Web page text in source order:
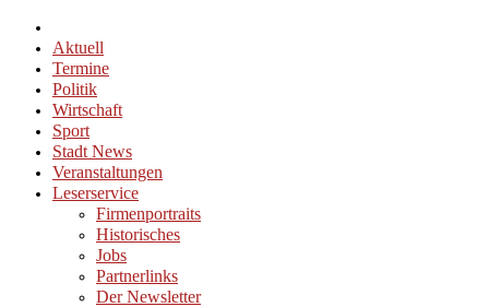
Aktuell
Termine
Politik
Wirtschaft
Sport
Stadt News
Veranstaltungen
Leserservice
Firmenportraits
Historisches
Jobs
Partnerlinks
Der Newsletter